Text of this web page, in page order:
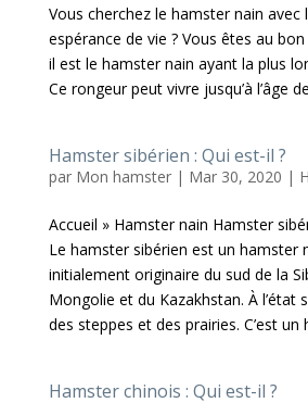
Vous cherchez le hamster nain avec
espérance de vie ? Vous êtes au
il est le hamster nain ayant la plus
Ce rongeur peut vivre jusqu’à l’âge
Hamster sibérien : Qui est-il ?
par Mon hamster| Mar 30, 2020 |
Accueil » Hamster nain Hamster
Le hamster sibérien est un hamster
initialement originaire du sud de la
Mongolie et du Kazakhstan. À l’état
des steppes et des prairies. C’est un
Hamster chinois : Qui est-il ?